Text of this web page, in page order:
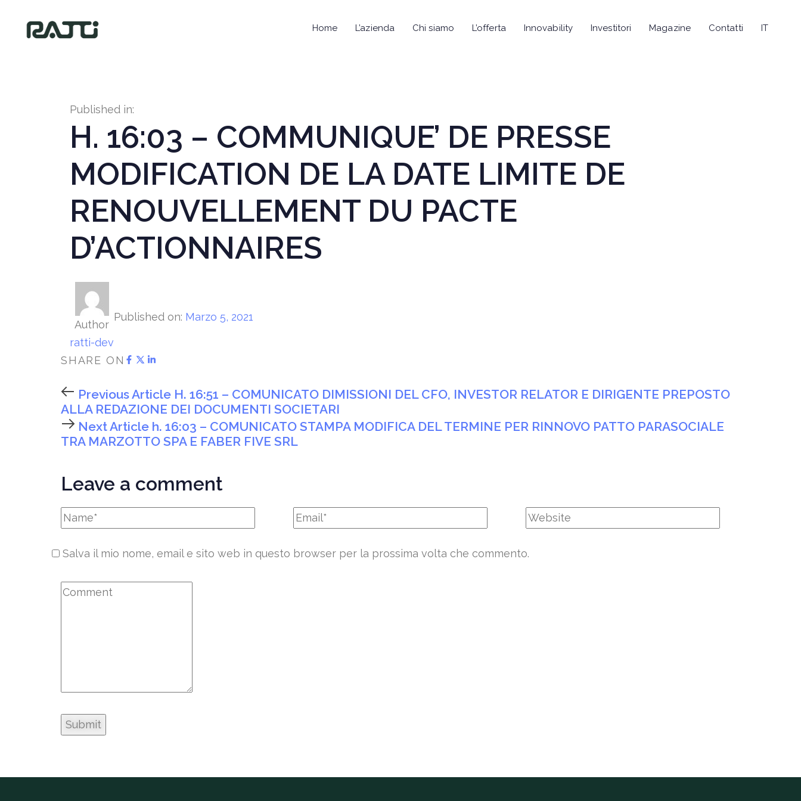
Home L’azienda Chi siamo L’offerta Innovability Investitori Magazine Contatti IT
Published in:
H. 16:03 – COMMUNIQUE’ DE PRESSE
MODIFICATION DE LA DATE LIMITE DE
RENOUVELLEMENT DU PACTE
D’ACTIONNAIRES
Author
ratti-dev
Published on: Marzo 5, 2021
SHARE ON
Previous Article H. 16:51 – COMUNICATO DIMISSIONI DEL CFO, INVESTOR RELATOR E DIRIGENTE PREPOSTO
ALLA REDAZIONE DEI DOCUMENTI SOCIETARI
Next Article h. 16:03 – COMUNICATO STAMPA MODIFICA DEL TERMINE PER RINNOVO PATTO PARASOCIALE
TRA MARZOTTO SPA E FABER FIVE SRL
Leave a comment
Salva il mio nome, email e sito web in questo browser per la prossima volta che commento.